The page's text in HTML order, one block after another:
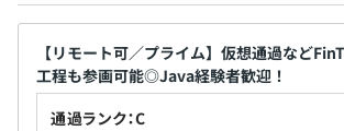
社会保険完備（健康保険・厚生年金加入
保険）
【リモート可／プライム】仮想通過など
工程も参画可能◎Java経験者歓迎！
通過ランク：C